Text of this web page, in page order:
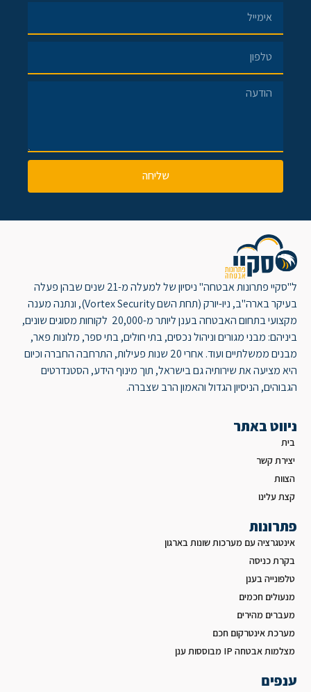
שליחה
ל"סקיי פתרונות אבטחה" ניסיון של למעלה מ-21 שנים שבהן פעלה
בעיקר בארה"ב, ניו-יורק (תחת השם Vortex Security), ונתנה מענה
מקצועי בתחום האבטחה בענן ליותר מ-20,000 לקוחות מסוגים שונים,
ביניהם: מבני מגורים וניהול נכסים, בתי חולים, בתי ספר, מלונות פאר,
מבנים ממשלתיים ועוד. אחרי 20 שנות פעילות, התרחבה החברה וכיום
היא מציעה את שירותיה גם בישראל, תוך מינוף הידע, הסטנדרטים
הגבוהים, הניסיון הגדול והאמון הרב שצברה.
ניווט באתר
בית
יצירת קשר
הצוות
קצת עלינו
פתרונות
אינטגרציה עם מערכות שונות בארגון
בקרת כניסה
טלפונייה בענן
מנעולים חכמים
מעברים מהירים
מערכת אינטרקום חכם
מצלמות אבטחה IP מבוססות ענן
ענפים